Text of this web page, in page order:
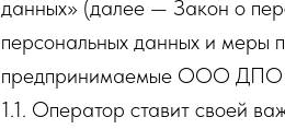
данных» (далее — Закон о
персональных данных и меры
предпринимаемые ООО ДПО
1.1. Оператор ставит своей